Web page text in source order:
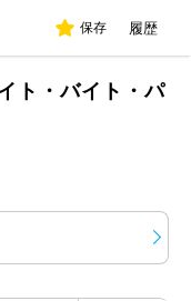
保存 履歴
ト・バイト・パ